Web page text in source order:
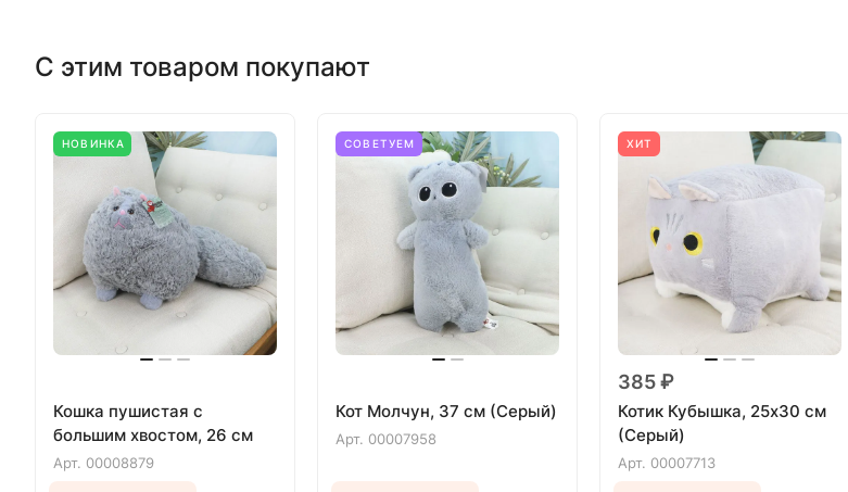
С этим товаром покупают
НОВИНКА
Кошка пушистая с
большим хвостом, 26 см
Арт. 00008879
СОВЕТУЕМ
Кот Молчун, 37 см (Серый)
Арт. 00007958
ХИТ
385 ₽
Котик Кубышка, 25х30 см
(Серый)
Арт. 00007713